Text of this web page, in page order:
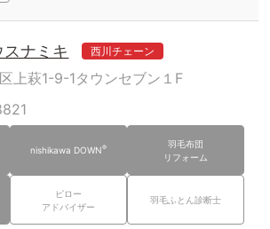
ナミキ 西川チェーン
上萩1-9-1タウンセブン１F
nishikawa DOWN®
羽毛布団
リフォーム
ピロー
アドバイザー
羽毛ふとん診断士